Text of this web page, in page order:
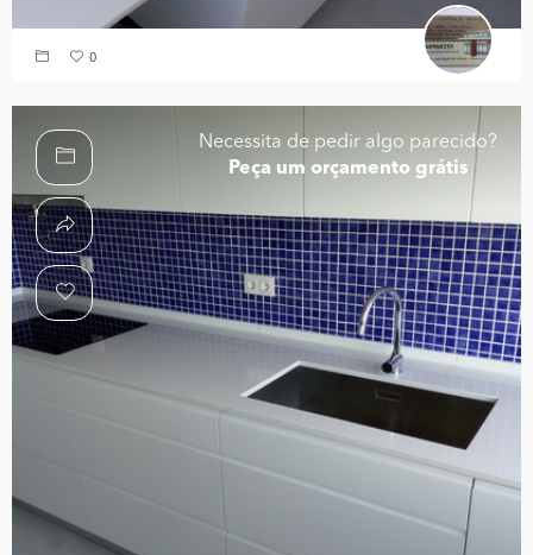
0
Necessita de pedir algo parecido?
Peça um orçamento grátis